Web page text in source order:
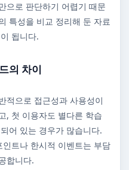
으로 판단하기 어렵기 때문
특성을 비교 정리해 둔 자료
됩니다.
의 차이
적으로 접근성과 사용성이
, 첫 이용자도 별다른 학습
어 있는 경우가 많습니다.
트나 한시적 이벤트는 부담
합니다.